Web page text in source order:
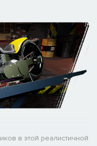
в этой реалистичной